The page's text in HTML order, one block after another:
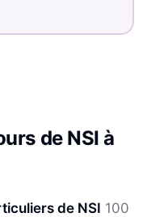
de NSI à
de NSI 100